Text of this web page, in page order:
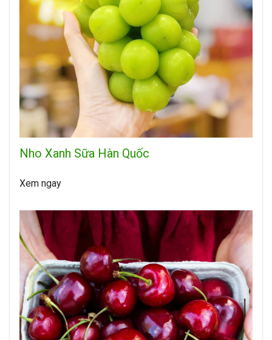
Nho Xanh Sữa Hàn Quốc
Xem ngay